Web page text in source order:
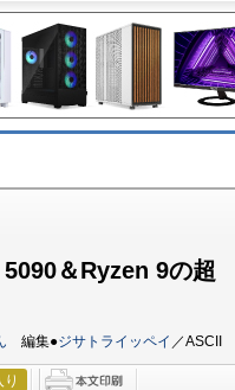
＆Ryzen 9の超
編集●ジサトライッペイ ／ASCII